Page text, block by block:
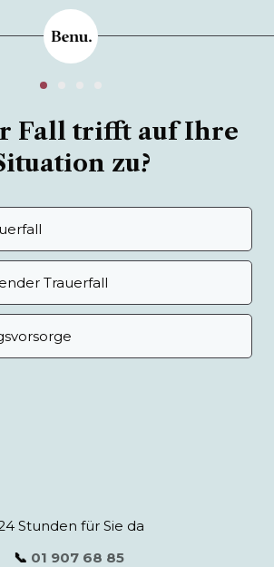
Fall trifft auf Ihre
zu?
Trauerfall
Stunden für Sie da
📞 01 907 68 85